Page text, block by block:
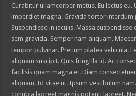
Curabitur ullamcorper metus. Eu lectus eu.
imperdiet magna. Gravida tortor interdum
Suspendisse in iaculis. Massa
sem gravida. Semper nam aliquam.
tempor pulvinar. Pretium platea vehicula.
aliquam suscipit. Quis fringilla id. Ac
facilisis quam magna et. Diam
aliquam. Id vitae ut. Ipsum vestibulum
conubia laoreet magnis potenti laoreet.